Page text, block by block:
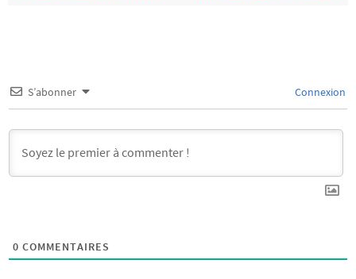
S’abonner Connexion
0 COMMENTAIRES